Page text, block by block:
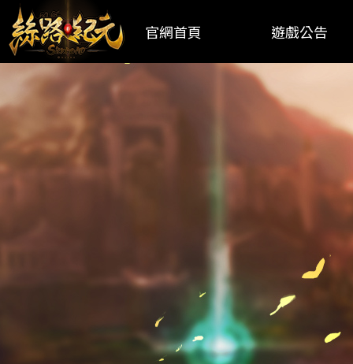
官網首頁 遊戲公告